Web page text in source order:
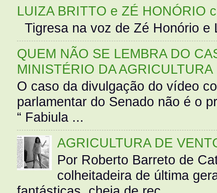
LUIZA BRITTO e ZÉ HONÓRIO
Tigresa na voz de Zé Honório
QUEM NÃO SE LEMBRA DO
MINISTÉRIO DA AGRICULTURA
O caso da divulgação do vídeo
parlamentar do Senado não é o
“ Fabiula ...
AGRICULTURA DE
Por Roberto Barreto de
colheitadeira de última